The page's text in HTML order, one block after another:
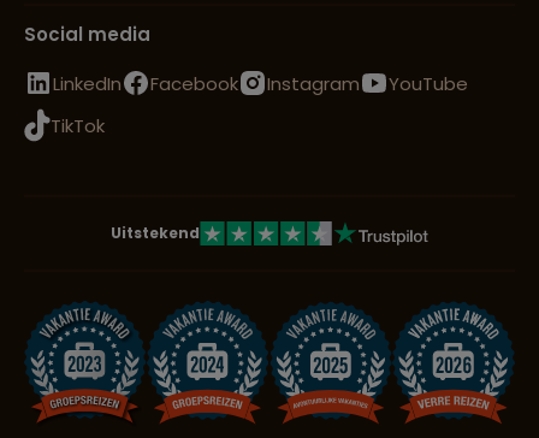
Social media
LinkedIn
Facebook Instagram
YouTube
TikTok
Uitstekend